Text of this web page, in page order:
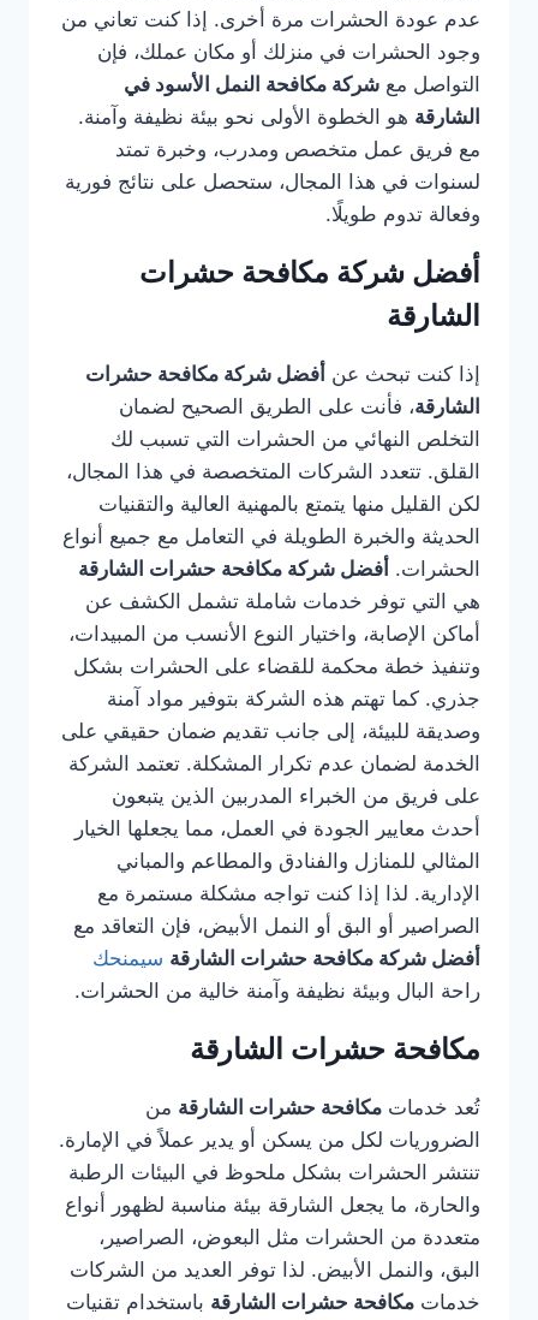
عدم عودة الحشرات مرة أخرى. إذا كنت تعاني من
وجود الحشرات في منزلك أو مكان عملك، فإن
التواصل مع شركة مكافحة النمل الأسود في
الشارقة هو الخطوة الأولى نحو بيئة نظيفة وآمنة.
مع فريق عمل متخصص ومدرب، وخبرة تمتد
لسنوات في هذا المجال، ستحصل على نتائج فورية
وفعالة تدوم طويلًا.
أفضل شركة مكافحة حشرات
الشارقة
إذا كنت تبحث عن أفضل شركة مكافحة حشرات
الشارقة، فأنت على الطريق الصحيح لضمان
التخلص النهائي من الحشرات التي تسبب لك
القلق. تتعدد الشركات المتخصصة في هذا المجال،
لكن القليل منها يتمتع بالمهنية العالية والتقنيات
الحديثة والخبرة الطويلة في التعامل مع جميع أنواع
الحشرات. أفضل شركة مكافحة حشرات الشارقة
هي التي توفر خدمات شاملة تشمل الكشف عن
أماكن الإصابة، واختيار النوع الأنسب من المبيدات،
وتنفيذ خطة محكمة للقضاء على الحشرات بشكل
جذري. كما تهتم هذه الشركة بتوفير مواد آمنة
وصديقة للبيئة، إلى جانب تقديم ضمان حقيقي على
الخدمة لضمان عدم تكرار المشكلة. تعتمد الشركة
على فريق من الخبراء المدربين الذين يتبعون
أحدث معايير الجودة في العمل، مما يجعلها الخيار
المثالي للمنازل والفنادق والمطاعم والمباني
الإدارية. لذا إذا كنت تواجه مشكلة مستمرة مع
الصراصير أو البق أو النمل الأبيض، فإن التعاقد مع
أفضل شركة مكافحة حشرات الشارقة سيمنحك
راحة البال وبيئة نظيفة وآمنة خالية من الحشرات.
مكافحة حشرات الشارقة
تُعد خدمات مكافحة حشرات الشارقة من
الضروريات لكل من يسكن أو يدير عملاً في الإمارة.
تنتشر الحشرات بشكل ملحوظ في البيئات الرطبة
والحارة، ما يجعل الشارقة بيئة مناسبة لظهور أنواع
متعددة من الحشرات مثل البعوض، الصراصير،
البق، والنمل الأبيض. لذا توفر العديد من الشركات
خدمات مكافحة حشرات الشارقة باستخدام تقنيات